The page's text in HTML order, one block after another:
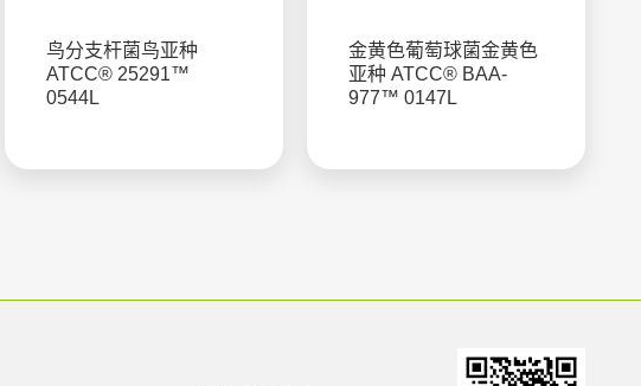
鸟分支杆菌鸟亚种
ATCC® 25291™
0544L
金黄色葡萄球菌金黄色
亚种 ATCC® BAA-
977™ 0147L